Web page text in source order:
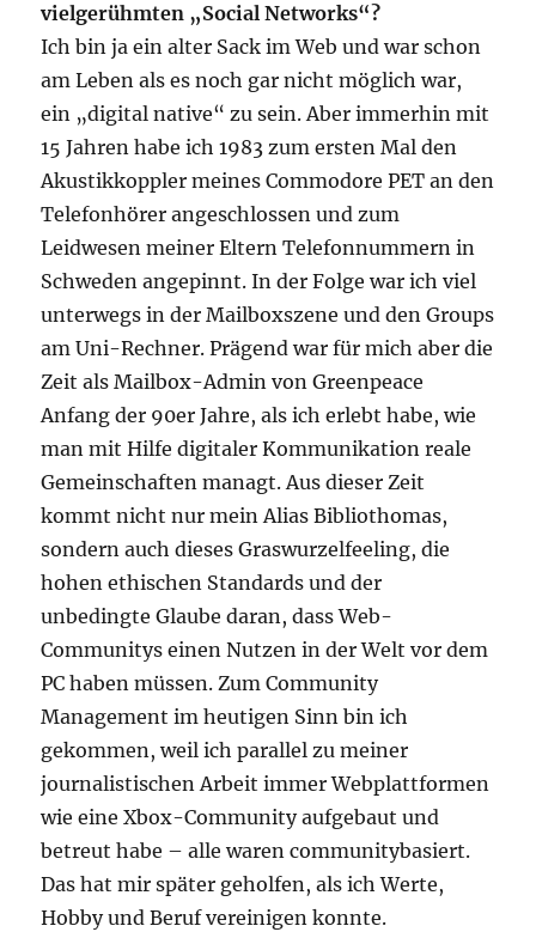
vielgerühmten „Social Networks“?
Ich bin ja ein alter Sack im Web und war schon
am Leben als es noch gar nicht möglich war,
ein „digital native“ zu sein. Aber immerhin mit
15 Jahren habe ich 1983 zum ersten Mal den
Akustikkoppler meines Commodore PET an den
Telefonhörer angeschlossen und zum
Leidwesen meiner Eltern Telefonnummern in
Schweden angepinnt. In der Folge war ich viel
unterwegs in der Mailboxszene und den Groups
am Uni-Rechner. Prägend war für mich aber die
Zeit als Mailbox-Admin von Greenpeace
Anfang der 90er Jahre, als ich erlebt habe, wie
man mit Hilfe digitaler Kommunikation reale
Gemeinschaften managt. Aus dieser Zeit
kommt nicht nur mein Alias Bibliothomas,
sondern auch dieses Graswurzelfeeling, die
hohen ethischen Standards und der
unbedingte Glaube daran, dass Web-
Communitys einen Nutzen in der Welt vor dem
PC haben müssen. Zum Community
Management im heutigen Sinn bin ich
gekommen, weil ich parallel zu meiner
journalistischen Arbeit immer Webplattformen
wie eine Xbox-Community aufgebaut und
betreut habe – alle waren communitybasiert.
Das hat mir später geholfen, als ich Werte,
Hobby und Beruf vereinigen konnte.